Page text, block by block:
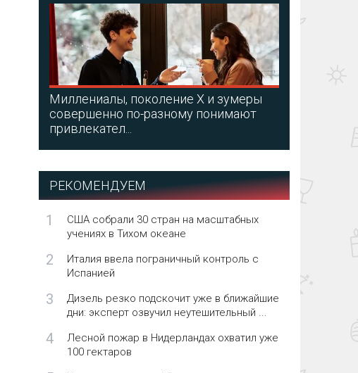
Миллениалы, поколение X и зумеры
совершенно по-разному понимают
привлекател...
РЕКОМЕНДУЕМ
1
США собрали 30 стран на масштабных
учениях в Тихом океане
2
Италия ввела пограничный контроль с
Испанией
3
Дизель резко подскочит уже в ближайшие
дни: эксперт озвучил неутешительный ...
4
Лесной пожар в Нидерландах охватил уже
100 гектаров